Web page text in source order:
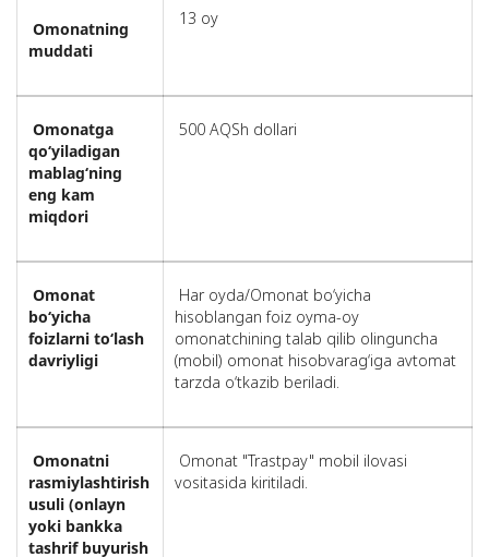
Omonatning
muddati
13 oy
Omonatga
qo‘yiladigan
mablag‘ning
eng kam
miqdori
500 AQSh dollari
Omonat
bo‘yicha
foizlarni to‘lash
davriyligi
Har oyda/Omonat bo‘yicha
hisoblangan foiz oyma-oy
omonatchining talab qilib olinguncha
(mobil) omonat hisobvarag‘iga avtomat
tarzda o‘tkazib beriladi.
Omonatni
rasmiylashtirish
usuli (onlayn
yoki bankka
tashrif buyurish
Omonat "Trastpay" mobil ilovasi
vositasida kiritiladi.